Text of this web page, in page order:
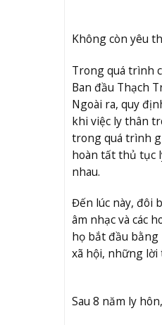
Không còn yêu
Trong quá trình
Ban đầu Thạch
Ngoài ra, quy
khi việc ly thân
trong quá trình
hoàn tất thủ tục
nhau.
Đến lúc này, đôi
âm nhạc và các
họ bắt đầu
xã hội, những lời
Sau 8 năm ly